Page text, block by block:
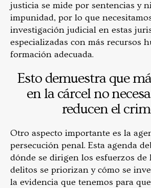
justicia se mide por sentencias y
impunidad, por lo que
investigación judicial en estas
especializadas con más recursos
formación adecuada.
Esto demuestra que
en la cárcel no
reducen el
Otro aspecto importante es la
persecución penal. Esta agenda
dónde se dirigen los esfuerzos de
delitos se priorizan y cómo se
la evidencia que tenemos para